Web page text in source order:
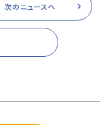
次のニュースへ